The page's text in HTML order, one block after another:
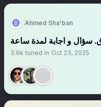
Ahmed Sha’ban
سؤال و اجابة لمدة ساعة
3.6k tuned in Oct 23, 2025